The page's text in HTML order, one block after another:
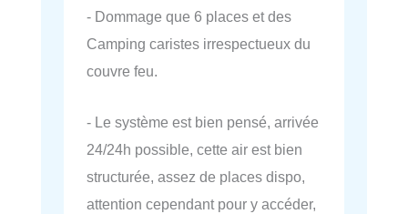
- Dommage que 6 places et des
Camping caristes irrespectueux du
couvre feu.
- Le système est bien pensé, arrivée
24/24h possible, cette air est bien
structurée, assez de places dispo,
attention cependant pour y accéder,